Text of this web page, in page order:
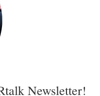
Newsletter!